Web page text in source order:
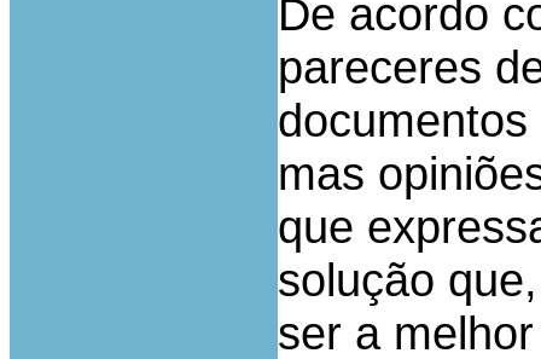
De acordo
pareceres
mas
que
solução
ser a